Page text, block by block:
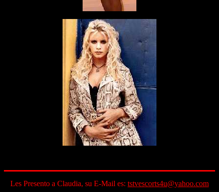
Les Presento a Claudia, su E-Mail es: tstvescorts4u@yahoo.com